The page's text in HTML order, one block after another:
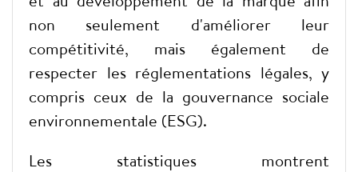
non seulement d'améliorer leur
compétitivité, mais également de
respecter les réglementations légales, y
compris ceux de la gouvernance sociale
environnementale (ESG).
Les statistiques montrent